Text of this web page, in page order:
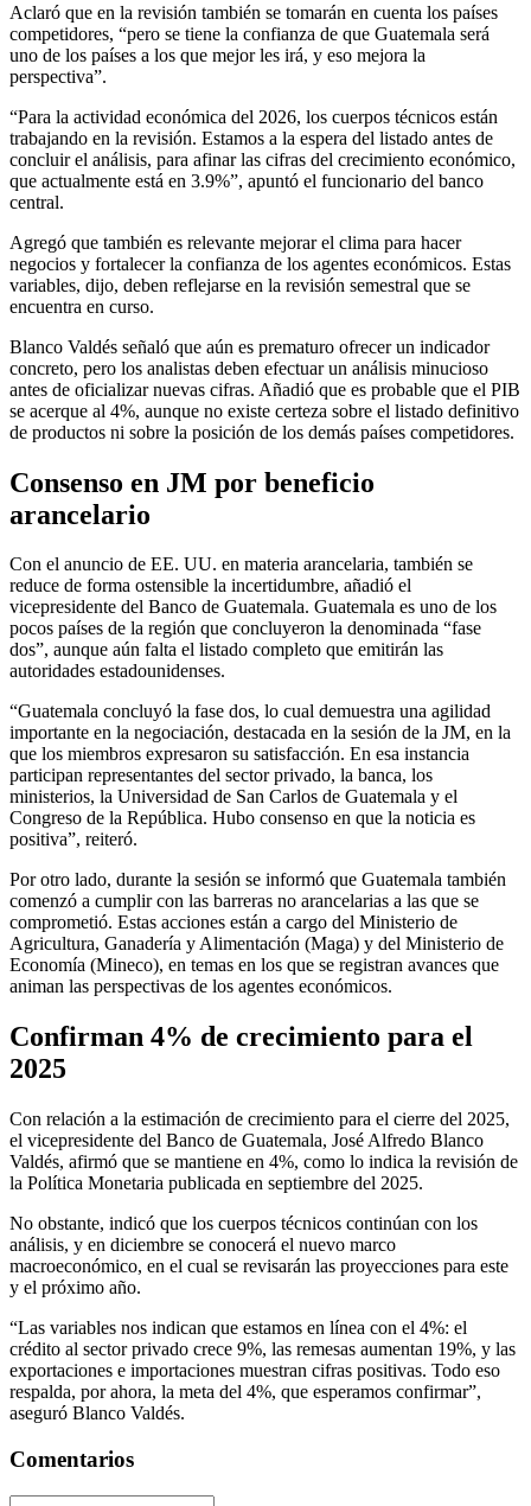
Aclaró que en la revisión también se tomarán en cuenta los países
competidores, “pero se tiene la confianza de que Guatemala será
uno de los países a los que mejor les irá, y eso mejora la
perspectiva”.
“Para la actividad económica del 2026, los cuerpos técnicos están
trabajando en la revisión. Estamos a la espera del listado antes de
concluir el análisis, para afinar las cifras del crecimiento económico,
que actualmente está en 3.9%”, apuntó el funcionario del banco
central.
Agregó que también es relevante mejorar el clima para hacer
negocios y fortalecer la confianza de los agentes económicos. Estas
variables, dijo, deben reflejarse en la revisión semestral que se
encuentra en curso.
Blanco Valdés señaló que aún es prematuro ofrecer un indicador
concreto, pero los analistas deben efectuar un análisis minucioso
antes de oficializar nuevas cifras. Añadió que es probable que el PIB
se acerque al 4%, aunque no existe certeza sobre el listado definitivo
de productos ni sobre la posición de los demás países competidores.
Consenso en JM por beneficio
arancelario
Con el anuncio de EE. UU. en materia arancelaria, también se
reduce de forma ostensible la incertidumbre, añadió el
vicepresidente del Banco de Guatemala. Guatemala es uno de los
pocos países de la región que concluyeron la denominada “fase
dos”, aunque aún falta el listado completo que emitirán las
autoridades estadounidenses.
“Guatemala concluyó la fase dos, lo cual demuestra una agilidad
importante en la negociación, destacada en la sesión de la JM, en la
que los miembros expresaron su satisfacción. En esa instancia
participan representantes del sector privado, la banca, los
ministerios, la Universidad de San Carlos de Guatemala y el
Congreso de la República. Hubo consenso en que la noticia es
positiva”, reiteró.
Por otro lado, durante la sesión se informó que Guatemala también
comenzó a cumplir con las barreras no arancelarias a las que se
comprometió. Estas acciones están a cargo del Ministerio de
Agricultura, Ganadería y Alimentación (Maga) y del Ministerio de
Economía (Mineco), en temas en los que se registran avances que
animan las perspectivas de los agentes económicos.
Confirman 4% de crecimiento para el
2025
Con relación a la estimación de crecimiento para el cierre del 2025,
el vicepresidente del Banco de Guatemala, José Alfredo Blanco
Valdés, afirmó que se mantiene en 4%, como lo indica la revisión de
la Política Monetaria publicada en septiembre del 2025.
No obstante, indicó que los cuerpos técnicos continúan con los
análisis, y en diciembre se conocerá el nuevo marco
macroeconómico, en el cual se revisarán las proyecciones para este
y el próximo año.
“Las variables nos indican que estamos en línea con el 4%: el
crédito al sector privado crece 9%, las remesas aumentan 19%, y las
exportaciones e importaciones muestran cifras positivas. Todo eso
respalda, por ahora, la meta del 4%, que esperamos confirmar”,
aseguró Blanco Valdés.
Comentarios